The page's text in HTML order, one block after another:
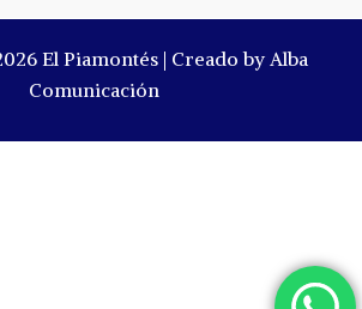
El Piamontés | Creado by Alba
Comunicación